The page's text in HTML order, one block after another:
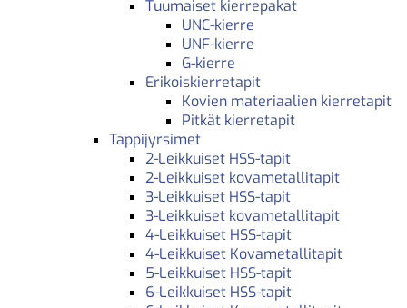
Tuumaiset kierrepakat
UNC-kierre
UNF-kierre
G-kierre
Erikoiskierretapit
Kovien materiaalien kierretapit
Pitkät kierretapit
Tappijyrsimet
2-Leikkuiset HSS-tapit
2-Leikkuiset kovametallitapit
3-Leikkuiset HSS-tapit
3-Leikkuiset kovametallitapit
4-Leikkuiset HSS-tapit
4-Leikkuiset Kovametallitapit
5-Leikkuiset HSS-tapit
6-Leikkuiset HSS-tapit